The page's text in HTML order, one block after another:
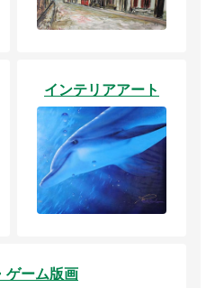
インテリアアート
ゲーム版画